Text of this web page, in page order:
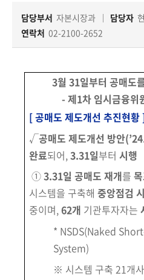
책
마
담당부서 자본시장과 담당자
연락처 02-2100-2652
3월 31일부터 공매도
- 제1차 임시금융위
[ 공매도 제도개선 추진현황
√공매도 제도개선 방안
완료되어, 3.31일부터 시행
①3.31일 공매도 재개를
시스템을 구축해 중앙점검
중이며,62개 기관투자자는
* NSDS(Naked
System)
※ 시스템 구축 21개